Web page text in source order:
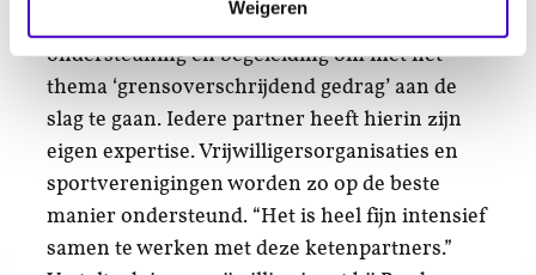
Weigeren
De vijf Bredase partners bieden samen
ondersteuning en begeleiding om met het
thema ‘grensoverschrijdend gedrag’ aan de
slag te gaan. Iedere partner heeft hierin zijn
eigen expertise. Vrijwilligersorganisaties en
sportverenigingen worden zo op de beste
manier ondersteund. “Het is heel fijn intensief
samen te werken met deze ketenpartners.”